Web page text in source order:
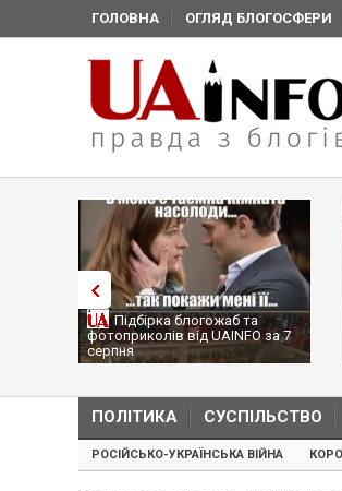
ГОЛОВНА ОГЛЯД БЛОГОСФЕРИ
Підбірка блогожаб та
фотоприколів від UAINFO за 7
серпня
ПОЛІТИКА СУСПІЛЬСТВО
РОСІЙСЬКО-УКРАЇНСЬКА ВІЙНА